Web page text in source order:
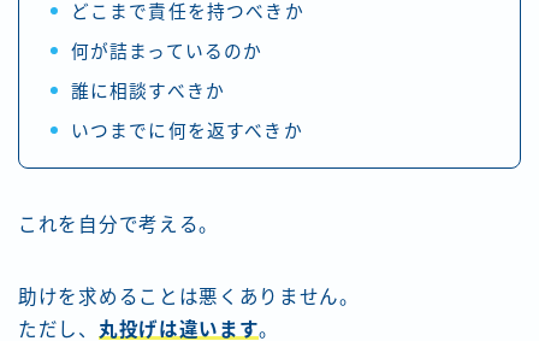
どこまで責任を持つべきか
何が詰まっているのか
誰に相談すべきか
いつまでに何を返すべきか
これを自分で考える。
助けを求めることは悪くありません。
ただし、 丸投げは違います。